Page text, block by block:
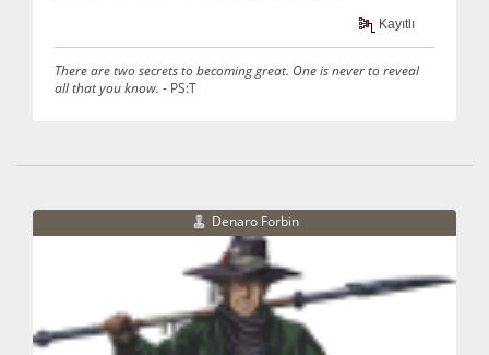
Kayıtlı
There are two secrets to becoming great. One is never to reveal
all that you know. - PS:T
Denaro Forbin